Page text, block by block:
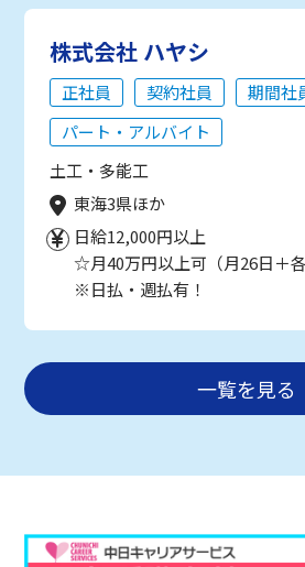
株式会社 ハヤシ
正社員 契約社員
期間社
パート・アルバイト
土工・多能工
東海3県ほか
日給12,000円以上
☆月40万円以上可（月26日＋各
※日払・週払有！
一覧を見る